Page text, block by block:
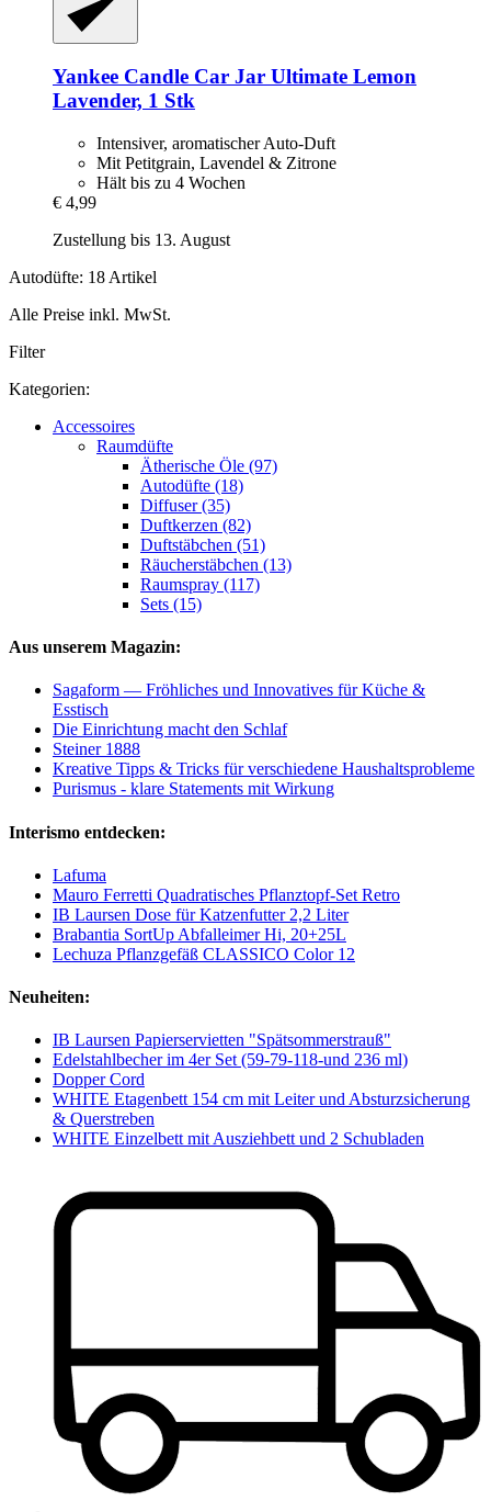
Yankee Candle Car Jar Ultimate Lemon
Lavender, 1 Stk
Intensiver, aromatischer Auto-Duft
Mit Petitgrain, Lavendel & Zitrone
Hält bis zu 4 Wochen
€ 4,99
Zustellung bis 13. August
Autodüfte: 18 Artikel
Alle Preise inkl. MwSt.
Filter
Kategorien:
Accessoires
Raumdüfte
Ätherische Öle (97)
Autodüfte (18)
Diffuser (35)
Duftkerzen (82)
Duftstäbchen (51)
Räucherstäbchen (13)
Raumspray (117)
Sets (15)
Aus unserem Magazin:
Sagaform — Fröhliches und Innovatives für Küche &
Esstisch
Die Einrichtung macht den Schlaf
Steiner 1888
Kreative Tipps & Tricks für verschiedene Haushaltsprobleme
Purismus - klare Statements mit Wirkung
Interismo entdecken:
Lafuma
Mauro Ferretti Quadratisches Pflanztopf-Set Retro
IB Laursen Dose für Katzenfutter 2,2 Liter
Brabantia SortUp Abfalleimer Hi, 20+25L
Lechuza Pflanzgefäß CLASSICO Color 12
Neuheiten:
IB Laursen Papierservietten "Spätsommerstrauß"
Edelstahlbecher im 4er Set (59-79-118-und 236 ml)
Dopper Cord
WHITE Etagenbett 154 cm mit Leiter und Absturzsicherung
& Querstreben
WHITE Einzelbett mit Ausziehbett und 2 Schubladen